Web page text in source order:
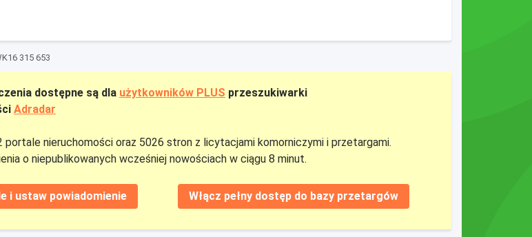
315 653
dostępne są dla użytkowników PLUS przeszukiwarki
Adradar
portale nieruchomości oraz 5026 stron z licytacjami komorniczymi i przetargami.
o niepublikowanych wcześniej nowościach w ciągu 8 minut.
i ustaw powiadomienie Włącz pełny dostęp do bazy przetargów